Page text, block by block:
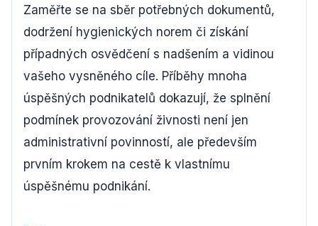
Zaměřte se na sběr potřebných dokumentů,
dodržení hygienických norem či získání
případných osvědčení s nadšením a vidinou
vašeho vysněného cíle. Příběhy mnoha
úspěšných podnikatelů dokazují, že splnění
podmínek provozování živnosti není jen
administrativní povinností, ale především
prvním krokem na cestě k vlastnímu
úspěšnému podnikání.